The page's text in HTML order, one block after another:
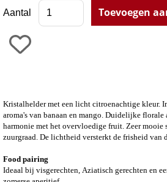
Aantal
Kristalhelder met een licht citroenachtige kleur.
aroma's van banaan en mango. Duidelijke florale
harmonie met het overvloedige fruit. Zeer mooie
zuurgraad. De lichtheid versterkt de frisheid van
Food pairing
Ideaal bij visgerechten, Aziatisch gerechten en